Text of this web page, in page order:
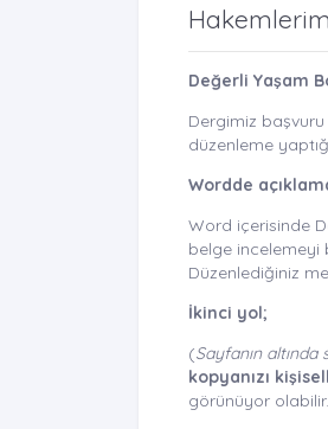
Değerli Yaşam
Dergimiz
düzenleme
Wordde
Word içerisinde
belge incelemeyi
Düzenlediğiniz
İkinci yol;
(Sayfanın
kopyanızı
görünüyor